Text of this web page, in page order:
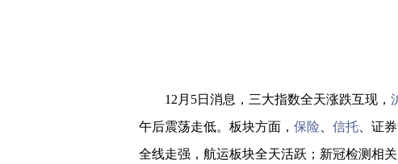
12月5日消息，三大指数全天涨跌互现，
午后震荡走低。板块方面， 保险 信托 、证
全线走强，航运板块全天活跃；新冠检测相